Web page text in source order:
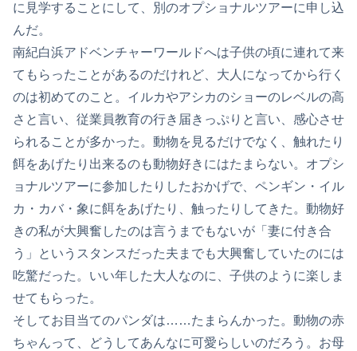
に見学することにして、別のオプショナルツアーに申し込
んだ。
南紀白浜アドベンチャーワールドへは子供の頃に連れて来
てもらったことがあるのだけれど、大人になってから行く
のは初めてのこと。イルカやアシカのショーのレベルの高
さと言い、従業員教育の行き届きっぷりと言い、感心させ
られることが多かった。動物を見るだけでなく、触れたり
餌をあげたり出来るのも動物好きにはたまらない。オプシ
ョナルツアーに参加したりしたおかげで、ペンギン・イル
カ・カバ・象に餌をあげたり、触ったりしてきた。動物好
きの私が大興奮したのは言うまでもないが「妻に付き合
う」というスタンスだった夫までも大興奮していたのには
吃驚だった。いい年した大人なのに、子供のように楽しま
せてもらった。
そしてお目当てのパンダは……たまらんかった。動物の赤
ちゃんって、どうしてあんなに可愛らしいのだろう。お母